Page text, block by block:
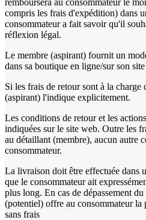
compris les frais d'expédition) dans
consommateur a fait savoir qu'il
réflexion légal.
Le membre (aspirant) fournit un
dans sa boutique en ligne/sur son
Si les frais de retour sont à la charge
(aspirant) l'indique explicitement.
Les conditions de retour et les
indiquées sur le site web. Outre les
au détaillant (membre), aucun autre
consommateur.
La livraison doit être effectuée dans
que le consommateur ait
plus long. En cas de dépassement
(potentiel) offre au consommateur
sans frais